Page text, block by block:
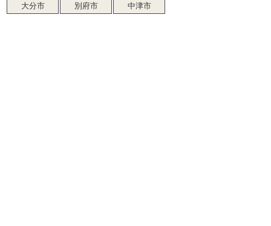
大分市 別府市 中津市